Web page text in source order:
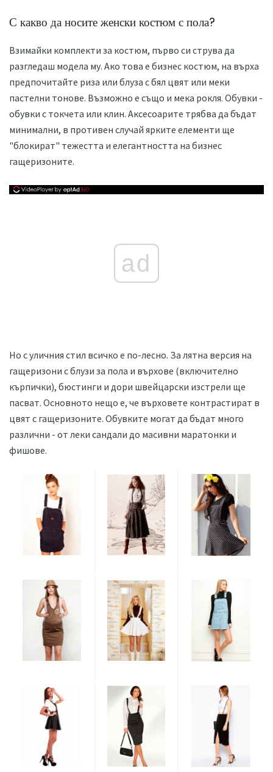
С какво да носите женски костюм с пола?
Взимайки комплекти за костюм, първо си струва да
разгледаш модела му. Ако това е бизнес костюм, на върха
предпочитайте риза или блуза с бял цвят или меки
пастелни тонове. Възможно е също и мека рокля. Обувки -
обувки с токчета или клин. Аксесоарите трябва да бъдат
минимални, в противен случай ярките елементи ще
"блокират" тежестта и елегантността на бизнес
гащеризоните.
ad
Но с уличния стил всичко е по-лесно. За лятна версия на
гащеризони с блузи за пола и върхове (включително
кърпички), бюстинги и дори швейцарски изстрели ще
пасват. Основното нещо е, че върховете контрастират в
цвят с гащеризоните. Обувките могат да бъдат много
различни - от леки сандали до масивни маратонки и
фишове.